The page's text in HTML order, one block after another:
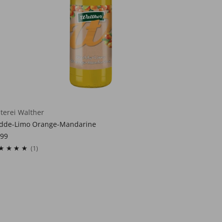
Walther
Limo Orange-Mandarine
(1)